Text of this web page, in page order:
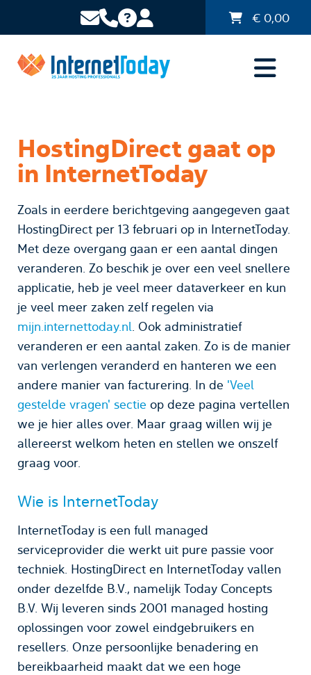
€ 0,00
HostingDirect gaat op
in InternetToday
Zoals in eerdere berichtgeving aangegeven gaat
HostingDirect per 13 februari op in InternetToday.
Met deze overgang gaan er een aantal dingen
veranderen. Zo beschik je over een veel snellere
applicatie, heb je veel meer dataverkeer en kun
je veel meer zaken zelf regelen via
mijn.internettoday.nl . Ook administratief
veranderen er een aantal zaken. Zo is de manier
van verlengen veranderd en hanteren we een
andere manier van facturering. In de 'Veel
gestelde vragen' sectie op deze pagina vertellen
we je hier alles over. Maar graag willen wij je
allereerst welkom heten en stellen we onszelf
graag voor.
Wie is InternetToday
InternetToday is een full managed
serviceprovider die werkt uit pure passie voor
techniek. HostingDirect en InternetToday vallen
onder dezelfde B.V., namelijk Today Concepts
B.V. Wij leveren sinds 2001 managed hosting
oplossingen voor zowel eindgebruikers en
resellers. Onze persoonlijke benadering en
bereikbaarheid maakt dat we een hoge